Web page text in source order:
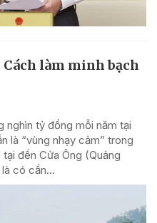
làm minh bạch
nghìn tỷ đồng mỗi năm tại
là “vùng nhạy cảm” trong
đền Cửa Ông (Quảng
có cần...